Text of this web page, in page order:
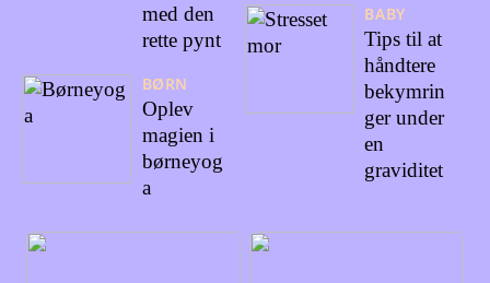
med den
rette pynt
BØRN
Oplev
magien i
børneyog
a
BABY
Tips til at
håndtere
bekymrin
ger under
en
graviditet